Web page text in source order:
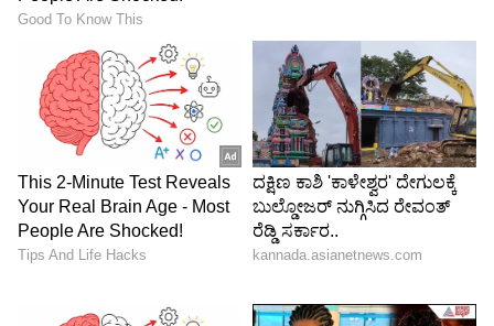
Image Credit : Instagram
ಡೆಲಿವರಿ‌ ಆಪ್ ಬೆಸ್ಟ್
ವೈರಲ್ ಪೋಸ್ಟ್ ಪ್ರಕಾರ, ಅನುಕೂಲವೇ ಅವರ ನಿರ್ಧಾರದಲ್ಲಿ
ಪ್ರಮುಖ ಪಾತ್ರ ವಹಿಸಿದೆ. ತ್ವರಿತ ಡೆಲಿವರಿ ಸೇವೆಗಳು
ಸಮಯವನ್ನು ಉಳಿಸುತ್ತವೆ, ಪ್ರಯಾಣದ ವೆಚ್ಚವನ್ನು ಕಡಿಮೆ
ಮಾಡುತ್ತವೆ, ಪದೇ ಪದೇ ಸೂಪರ್‌ಮಾರ್ಕೆಟ್‌ಗೆ
ಹೋಗುವುದನ್ನು ತಪ್ಪಿಸುತ್ತವೆ ಎಂದು ದಂಪತಿ ಹೇಳಿದ್ದಾರೆ.
ಆರ್ಡರ್‌ಗಳು ಮತ್ತು ಇಂಪಲ್ಸ್ ಖರೀದಿಗಳು ತಿಂಗಳ ಖರ್ಚನ್ನು